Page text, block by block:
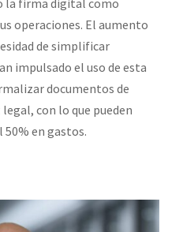
la firma digital como
operaciones. El aumento
de simplificar
impulsado el uso de esta
documentos de
con lo que pueden
en gastos.